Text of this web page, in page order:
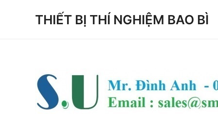
THIẾT BỊ THÍ NGHIỆM BAO BÌ